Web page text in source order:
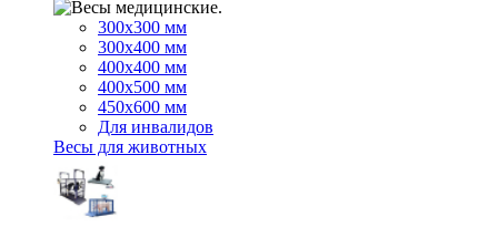
300х300 мм
300х400 мм
400х400 мм
400х500 мм
450х600 мм
Для инвалидов
Весы для животных